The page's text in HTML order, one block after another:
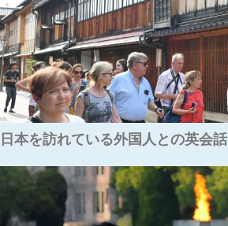
日本を訪れている外国人との英会話